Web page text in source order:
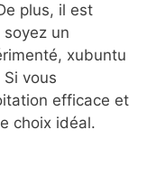
plus, il est
un
xubuntu
vous
efficace et
choix idéal.